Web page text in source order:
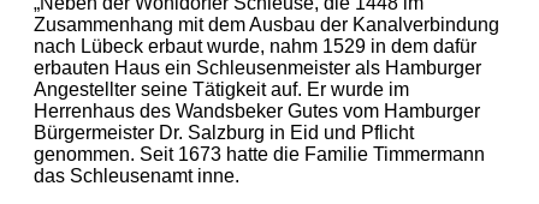
Zusammenhang mit dem Ausbau der Kanalverbindung
nach Lübeck erbaut wurde, nahm 1529 in dem dafür
erbauten Haus ein Schleusenmeister als Hamburger
Angestellter seine Tätigkeit auf. Er wurde im
Herrenhaus des Wandsbeker Gutes vom Hamburger
Bürgermeister Dr. Salzburg in Eid und Pflicht
genommen. Seit 1673 hatte die Familie Timmermann
das Schleusenamt inne.